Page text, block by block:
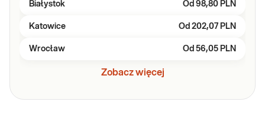
Białystok Od 98,80 PLN
Katowice Od 202,07 PLN
Wrocław Od 56,05 PLN
Zobacz więcej